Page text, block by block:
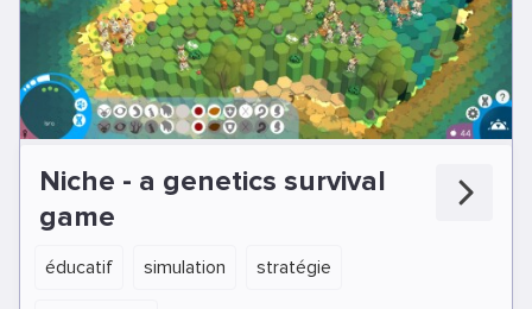
Niche - a genetics survival
game
éducatif simulation stratégie